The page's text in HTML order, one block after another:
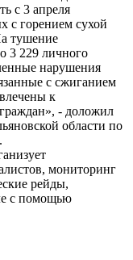
с 3 апреля
с горением сухой
тушение
3 229 личного
нарушения
с сжиганием
к
- доложил
области по
мониторинг
рейды,
с помощью